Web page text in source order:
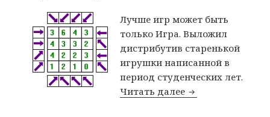
Лучше игр может быть
только Игра. Выложил
дистрибутив старенькой
игрушки написанной в
период студенческих лет.
Читать далее Игра «Стрелки»